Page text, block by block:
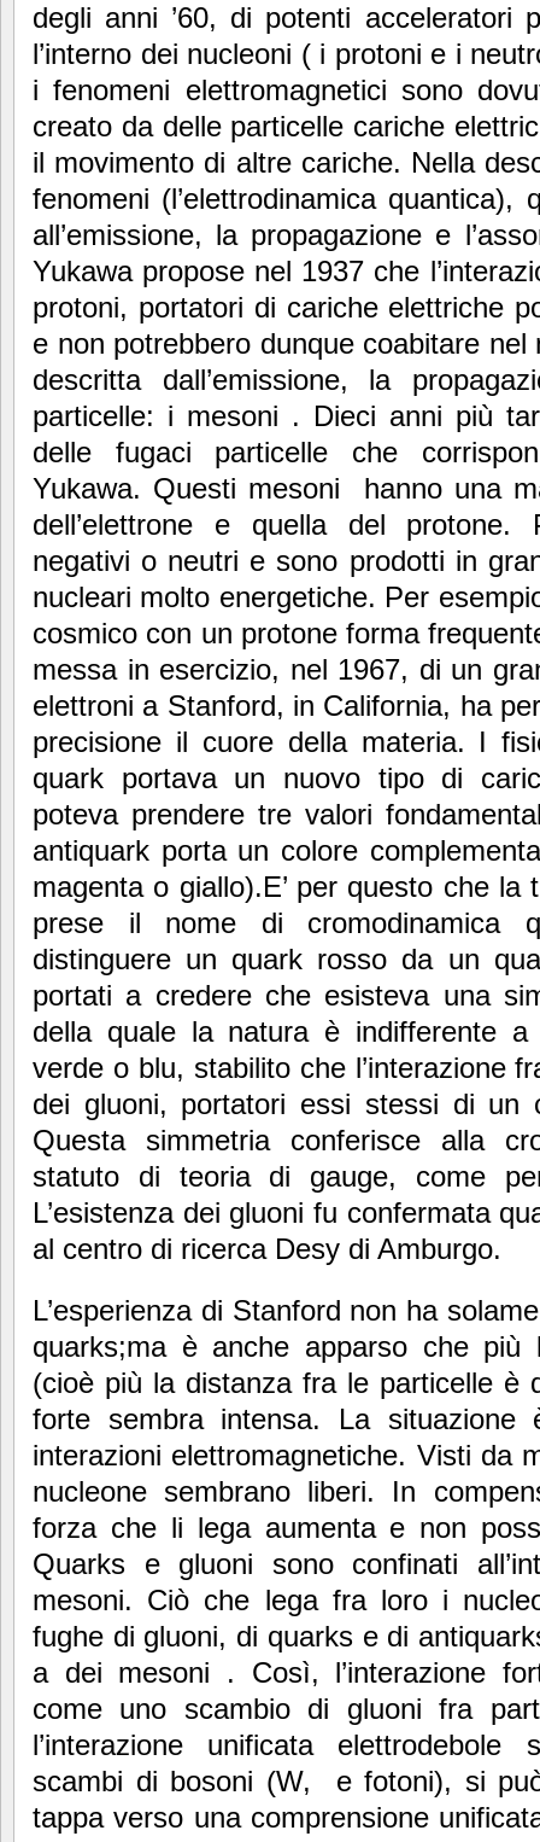
degli anni ’60, di potenti acceleratori
l’interno dei nucleoni ( i protoni e i
i fenomeni elettromagnetici sono
creato da delle particelle cariche
il movimento di altre cariche. Nella
fenomeni (l’elettrodinamica quantica),
all’emissione, la propagazione e
Yukawa propose nel 1937 che
protoni, portatori di cariche elettriche
e non potrebbero dunque coabitare
descritta dall’emissione, la
particelle: i mesoni . Dieci anni più
delle fugaci particelle che
Yukawa. Questi mesoni hanno una
dell’elettrone e quella del protone.
negativi o neutri e sono prodotti in
nucleari molto energetiche. Per
cosmico con un protone forma
messa in esercizio, nel 1967, di un
elettroni a Stanford, in California, ha
precisione il cuore della materia. I
quark portava un nuovo tipo di
poteva prendere tre valori
antiquark porta un colore
magenta o giallo).E’ per questo che la
prese il nome di cromodinamica
distinguere un quark rosso da un
portati a credere che esisteva una
della quale la natura è indifferente
verde o blu, stabilito che l’interazione
dei gluoni, portatori essi stessi di un
Questa simmetria conferisce alla
statuto di teoria di gauge, come
L’esistenza dei gluoni fu confermata
al centro di ricerca Desy di Amburgo.
L’esperienza di Stanford non ha
quarks;ma è anche apparso che più
(cioè più la distanza fra le particelle è
forte sembra intensa. La
interazioni elettromagnetiche. Visti da
nucleone sembrano liberi. In
forza che li lega aumenta e non
Quarks e gluoni sono confinati
mesoni. Ciò che lega fra loro i
fughe di gluoni, di quarks e di
a dei mesoni . Così, l’interazione
come uno scambio di gluoni fra
l’interazione unificata
scambi di bosoni (W, e fotoni), si
tappa verso una comprensione